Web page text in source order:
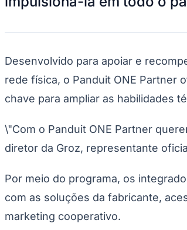
Publicidade Legal
Hospitais Estaduais
Parques & Represas
Cidades da Região
Santana de ParnaíbaOsascoCarapicuíbaJandira
Anuncie Regional
Vagas na Região Novo
Guia Comercial
Selo Verificado
Portal Educacional
Agenda de Vestibulares
Vagas de Emprego
Desenvolvido para apoiar e
rede física, o Panduit ONE Partner
chave para ampliar as habilidades
\"Com o Panduit ONE Partner
diretor da Groz, representante
Por meio do programa, os
com as soluções da fabricante,
marketing cooperativo.